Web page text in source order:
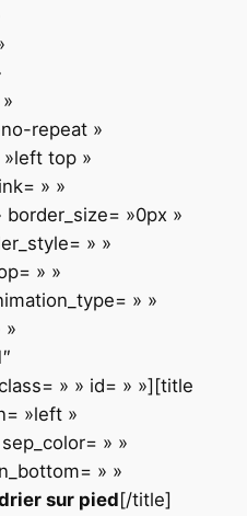
repeat »
top »
» »
»0px »
» »
» »
» »
»
» » id= » »][title
»left »
» »
» »
sur pied[/title]